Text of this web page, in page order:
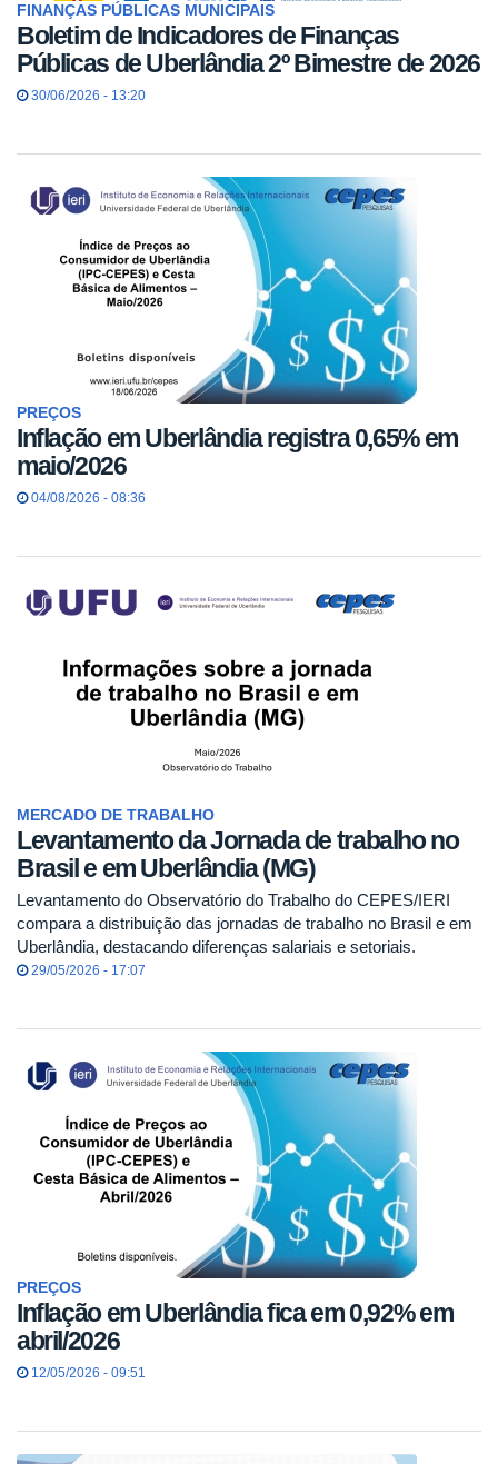
FINANÇAS PÚBLICAS MUNICIPAIS
Boletim de Indicadores de Finanças
Públicas de Uberlândia 2º Bimestre de 2026
30/06/2026 - 13:20
PREÇOS
Inflação em Uberlândia registra 0,65% em
maio/2026
04/08/2026 - 08:36
MERCADO DE TRABALHO
Levantamento da Jornada de trabalho no
Brasil e em Uberlândia (MG)
Levantamento do Observatório do Trabalho do CEPES/IERI
compara a distribuição das jornadas de trabalho no Brasil e em
Uberlândia, destacando diferenças salariais e setoriais.
29/05/2026 - 17:07
PREÇOS
Inflação em Uberlândia fica em 0,92% em
abril/2026
12/05/2026 - 09:51